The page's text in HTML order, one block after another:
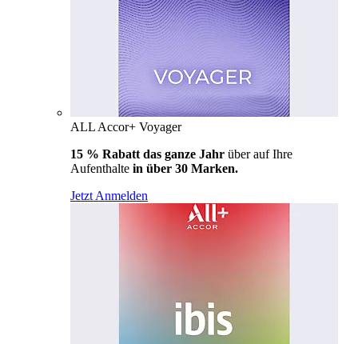
ALL Accor+ Voyager
15 % Rabatt das ganze Jahr über auf Ihre
Aufenthalte in über 30 Marken.
Jetzt Anmelden